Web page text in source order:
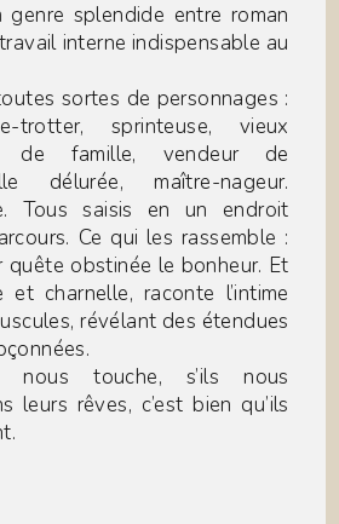
splendide entre roman
interne indispensable au
sortes de personnages :
trotter, sprinteuse, vieux
de famille, vendeur de
délurée, maître-nageur.
Tous saisis en un endroit
Ce qui les rassemble :
quête obstinée le bonheur. Et
et charnelle, raconte l’intime
révélant des étendues
touche, s’ils nous
leurs rêves, c’est bien qu’ils